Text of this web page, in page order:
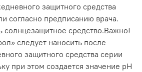
защитного средства
согласно предписанию врача.
солнцезащитное средство.Важно!
следует наносить после
защитного средства серии
при этом создается значение pH